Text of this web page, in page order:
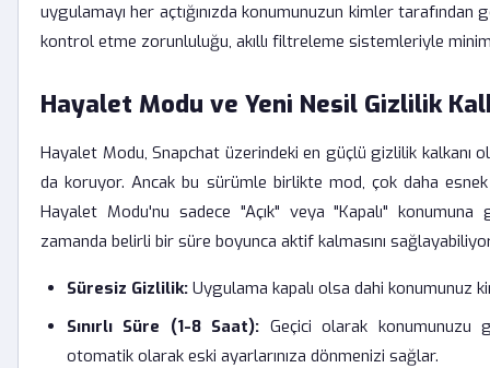
uygulamayı her açtığınızda konumunuzun kimler
kontrol etme zorunluluğu, akıllı filtreleme sistemleriyle
Hayalet Modu ve Yeni Nesil Gizlilik
Hayalet Modu, Snapchat üzerindeki en güçlü gizlilik kalkanı
da koruyor. Ancak bu sürümle birlikte mod, çok daha esnek
Hayalet Modu'nu sadece "Açık" veya "Kapalı" konumuna
zamanda belirli bir süre boyunca aktif kalmasını
Süresiz Gizlilik: Uygulama kapalı olsa dahi konumunuz
Sınırlı Süre (1-8 Saat): Geçici olarak konumunuzu
otomatik olarak eski ayarlarınıza dönmenizi sağlar.